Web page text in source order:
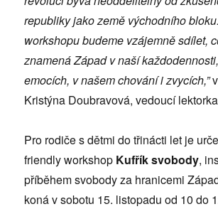
republiky jako země východního
workshopu budeme vzájemně sdílet,
znamená Západ v naší
emocích, v našem chování i zvycích,”
Kristýna Doubravová, vedoucí
Pro rodiče s dětmi do třinácti let je
friendly workshop Kufřík svobody,
příběhem svobody za hranicemi
koná v sobotu 15. listopadu od 10 do